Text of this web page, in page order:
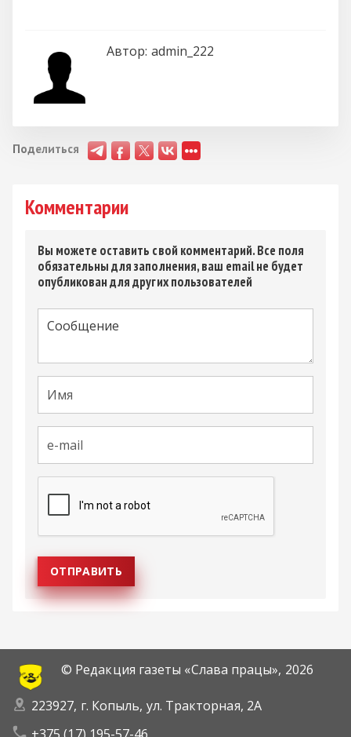
Автор: admin_222
Поделиться
Комментарии
Вы можете оставить свой комментарий. Все поля
обязательны для заполнения, ваш email не будет
опубликован для других пользователей
© Редакция газеты «Слава працы», 2026
223927, г. Копыль, ул. Тракторная, 2А